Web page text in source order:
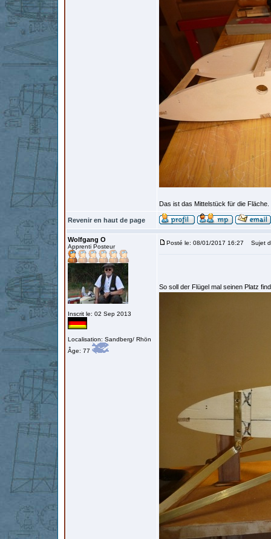
Das ist das Mittelstück für die
Revenir en haut de page
Wolfgang O
Apprenti Posteur
Inscrit le: 02 Sep 2013
Localisation: Sandberg/ Rhön
Âge: 77
Posté le: 08/01/2017 16:27 Sujet
So soll der Flügel mal seinen Platz